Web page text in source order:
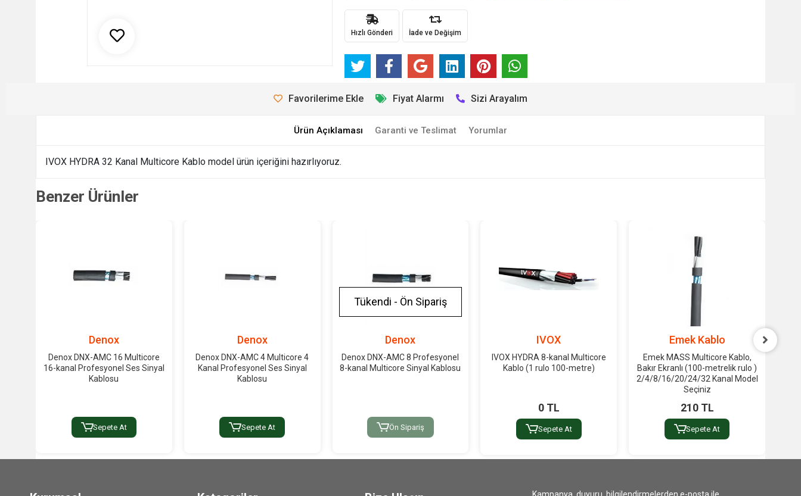
Hızlı Gönderi İade ve Değişim
Favorilerime Ekle Fiyat Alarmı Sizi Arayalım
Ürün Açıklaması Garanti ve Teslimat Yorumlar
IVOX HYDRA 32 Kanal Multicore Kablo model ürün içeriğini hazırlıyoruz.
Benzer Ürünler
Denox
Denox DNX-AMC 16 Multicore
16-kanal Profesyonel Ses Sinyal
Kablosu
Sepete At
Denox
Denox DNX-AMC 4 Multicore 4
Kanal Profesyonel Ses Sinyal
Kablosu
Sepete At
Tükendi - Ön Sipariş
Denox
Denox DNX-AMC 8 Profesyonel
8-kanal Multicore Sinyal Kablosu
Ön Sipariş
IVOX
IVOX HYDRA 8-kanal Multicore
Kablo (1 rulo 100-metre)
0 TL
Sepete At
Emek Kablo
Emek MASS Multicore Kablo,
Bakır Ekranlı (100-metrelik rulo )
2/4/8/16/20/24/32 Kanal Model
Seçiniz
210 TL
Sepete At